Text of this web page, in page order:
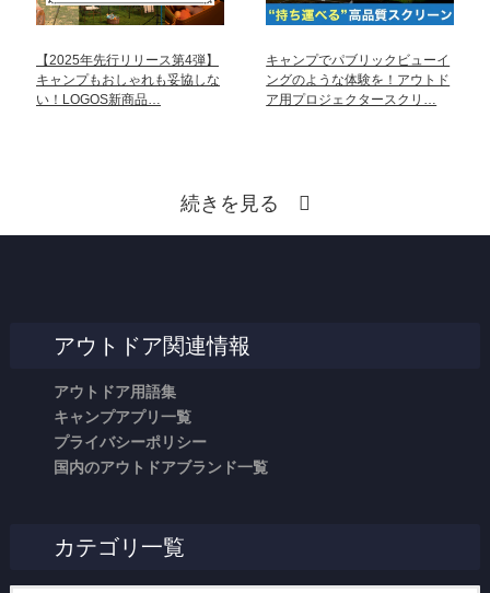
【2025年先行リリース第4弾】
キャンプもおしゃれも妥協しな
い！LOGOS新商品…
キャンプでパブリックビューイ
ングのような体験を！アウトド
ア用プロジェクタースクリ…
続きを見る
アウトドア関連情報
アウトドア用語集
キャンプアプリ一覧
プライバシーポリシー
国内のアウトドアブランド一覧
カテゴリ一覧